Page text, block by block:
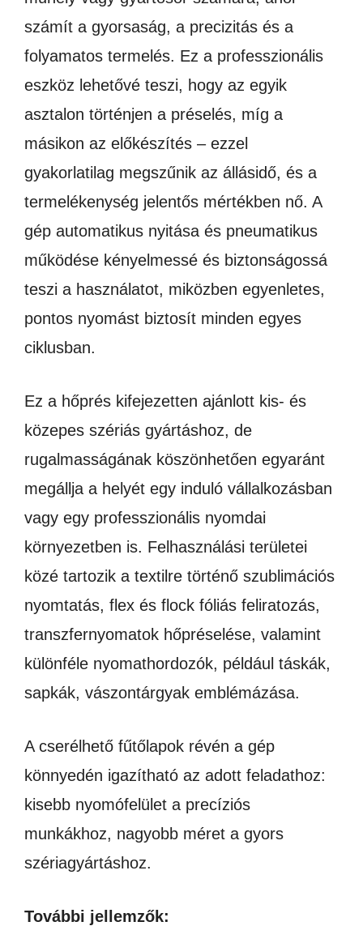
számít a gyorsaság, a precizitás és a
folyamatos termelés. Ez a professzionális
eszköz lehetővé teszi, hogy az egyik
asztalon történjen a préselés, míg a
másikon az előkészítés – ezzel
gyakorlatilag megszűnik az állásidő, és a
termelékenység jelentős mértékben nő. A
gép automatikus nyitása és pneumatikus
működése kényelmessé és biztonságossá
teszi a használatot, miközben egyenletes,
pontos nyomást biztosít minden egyes
ciklusban.
Ez a hőprés kifejezetten ajánlott kis- és
közepes szériás gyártáshoz, de
rugalmasságának köszönhetően egyaránt
megállja a helyét egy induló vállalkozásban
vagy egy professzionális nyomdai
környezetben is. Felhasználási területei
közé tartozik a textilre történő szublimációs
nyomtatás, flex és flock fóliás feliratozás,
transzfernyomatok hőpréselése, valamint
különféle nyomathordozók, például táskák,
sapkák, vászontárgyak emblémázása.
A cserélhető fűtőlapok révén a gép
könnyedén igazítható az adott feladathoz:
kisebb nyomófelület a precíziós
munkákhoz, nagyobb méret a gyors
szériagyártáshoz.
További jellemzők: